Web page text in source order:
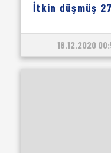
İtkin düşmüş
18.12.2020